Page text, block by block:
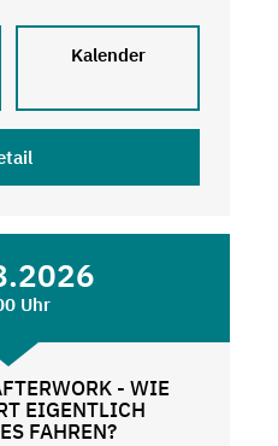
Kalender
Uhr
- WIE
EIGENTLICH
FAHREN?